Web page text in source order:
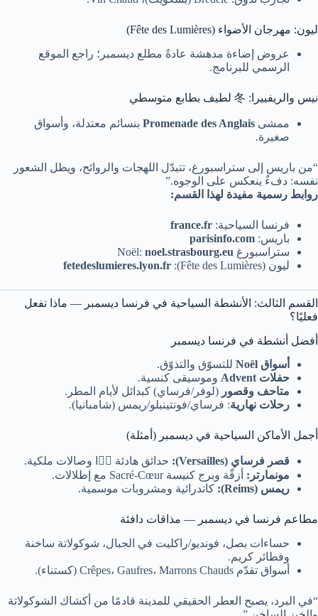
ليون: مهرجان الأضواء (Fête des Lumières)
عروض إضاءة مدهشة عادةً مطلع ديسمبر؛ راجع الموقع
الرسمي للبرنامج.
نيس والريفييرا: 冬 لطيف بطابع متوسطي
ممشى Promenade des Anglais بنسائم معتدلة، وأسواق
صغيرة.
“من باريس إلى ستراسبورغ، تتبدّل اللهجات والروائح، ويظل الشعور
نفسه: دفءٌ ينعكس على الوجوه.”
روابط رسمية مفيدة لهذا القسم:
فرنسا السياحية: france.fr
باريس: parisinfo.com
ستراسبورغ Noël: noel.strasbourg.eu
ليون (Fête des Lumières):
fetedeslumieres.lyon.fr
القسم الثالث: الأنشطة السياحية في فرنسا ديسمبر — ماذا تفعل
فعليًا؟
أفضل أنشطة في فرنسا ديسمبر
أسواق Noël
للتسوّق والتذوّق.
حفلات Advent
وموسيقى كنسية.
متاحف وقصور (لوفر/فرساي) كبدائل لأيام المطر.
رحلات نهارية: فرساي/فونتينبلو/ريمس (شامبانيا).
أجمل الأماكن السياحية في ديسمبر (أمثلة)
قصر فرساي (Versailles):
حدائق هادئة 冬ًا وصالات ملكية.
مونمارتر: أزقّة وبرج كنيسة Sacré-Cœur مع إطلالات.
ريمس (Reims):
كاتدرائية ومشروبات موسمية.
مطاعم فرنسا في ديسمبر — مذاقات دافئة
حساءات بصل، فونديو/راكليت في الجبال، شوكولاتة ساخنة
وفطائر كريم.
أسواق تقدّم Crêpes، Gaufres، Marrons Chauds (كستناء).
“في البرد، يصبح العطر الحقيقي للمدينة قادمًا من أكشاك الشوكولاتة